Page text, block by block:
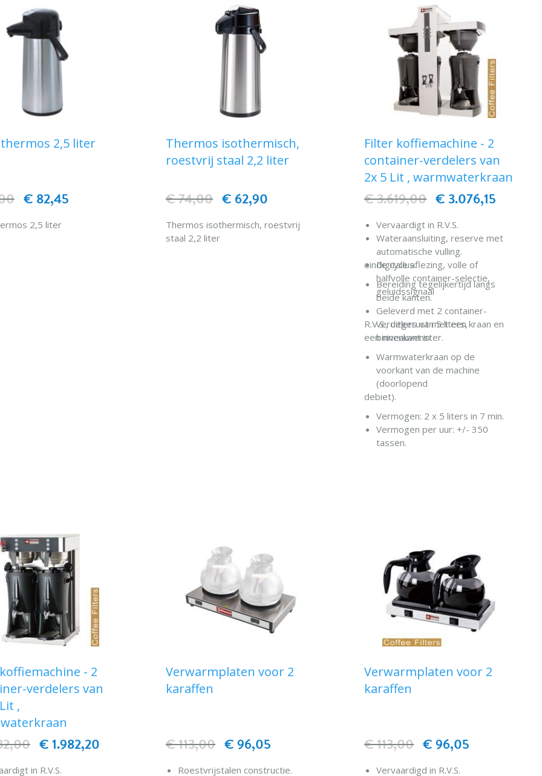
thermos 2,5 liter
€ 82,45
2,5 liter
Thermos isothermisch,
roestvrij staal 2,2 liter
€ 62,90
€ 74,00
Thermos isothermisch, roestvrij
staal 2,2 liter
Filter koffiemachine - 2
container-verdelers van
2x 5 Lit , warmwaterkraan
€ 3.076,15
€ 3.619,00
Vervaardigt in R.V.S.
Wateraansluiting, reserve met
automatische vulling.
Digitale aflezing, volle of
halfvolle container-selectie,
geluidssignaal
einde cyclus.
Bereiding tegelijkertijd langs
beide kanten.
Geleverd met 2 container-
verdelers van 5 liters,
binnenkant in
R.V.S., uitgerust met een kraan en
een niveauvenster.
Warmwaterkraan op de
voorkant van de machine
(doorlopend
debiet).
Vermogen: 2 x 5 liters in 7 min.
Vermogen per uur: +/- 350
tassen.
- 2
verdelers van
,
€ 1.982,20
in R.V.S.
Verwarmplaten voor 2
karaffen
€ 96,05
€ 113,00
Roestvrijstalen constructie.
Verwarmplaten voor 2
karaffen
€ 96,05
€ 113,00
Vervaardigd in R.V.S.